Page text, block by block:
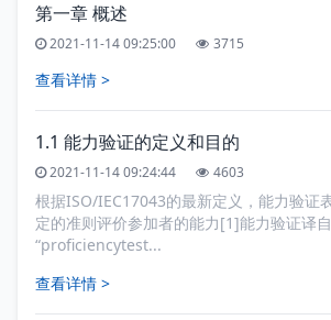
第一章 概述
2021-11-14 09:25:00 3715
查看详情 >
1.1 能力验证的定义和目的
2021-11-14 09:24:44 4603
根据ISO/IEC17043的最新定义，能力验证
定的准则评价参加者的能力[1]能力验证译自
“proficiencytest...
查看详情 >